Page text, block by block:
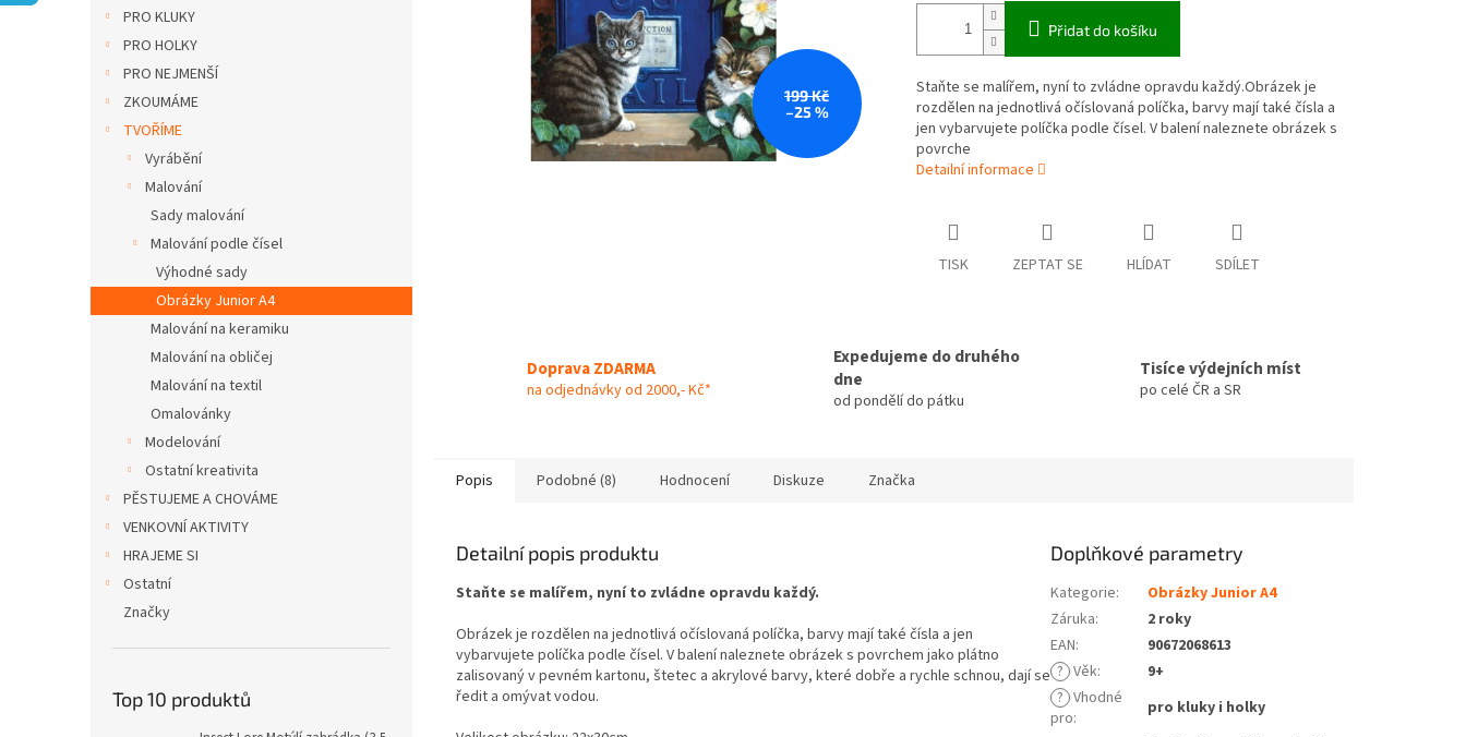
PRO KLUKY
PRO HOLKY
PRO NEJMENŠÍ
ZKOUMÁME
TVOŘÍME
Vyrábění
Malování
Sady malování
Malování podle čísel
Výhodné sady
Obrázky Junior A4
Malování na keramiku
Malování na obličej
Malování na textil
Omalovánky
Modelování
Ostatní kreativita
PĚSTUJEME A CHOVÁME
VENKOVNÍ AKTIVITY
HRAJEME SI
Ostatní
Značky
Top 10 produktů
199 Kč
–25 %
Přidat do košíku
Staňte se malířem, nyní to zvládne opravdu každý.Obrázek je
rozdělen na jednotlivá očíslovaná políčka, barvy mají také čísla a
jen vybarvujete políčka podle čísel. V balení naleznete obrázek s
povrche
Detailní informace
TISK ZEPTAT SE HLÍDAT SDÍLET
Doprava ZDARMA
na odjednávky od 2000,- Kč*
Expedujeme do druhého
dne
od pondělí do pátku
Tisíce výdejních míst
po celé ČR a SR
Popis Podobné (8) Hodnocení Diskuze Značka
Detailní popis produktu
Staňte se malířem, nyní to zvládne opravdu každý.
Obrázek je rozdělen na jednotlivá očíslovaná políčka, barvy mají také čísla a jen
vybarvujete políčka podle čísel. V balení naleznete obrázek s povrchem jako plátno
zalisovaný v pevném kartonu, štetec a akrylové barvy, které dobře a rychle schnou, dají se
ředit a omývat vodou.
Doplňkové parametry
Kategorie:
Obrázky Junior A4
Záruka:
2 roky
EAN:
90672068613
? Věk:
9+
? Vhodné
pro: pro kluky i holky